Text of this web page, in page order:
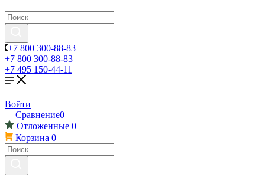
+7 800 300-88-83
+7 800 300-88-83
+7 495 150-44-11
Войти
Сравнение0
Отложенные 0
Корзина 0